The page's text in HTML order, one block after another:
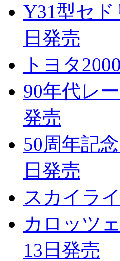
Y31型セ
日発売
トヨタ
90年代レ
発売
50周年記
日発売
スカイラ
カロッツ
13日発売